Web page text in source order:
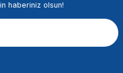
haberiniz olsun!